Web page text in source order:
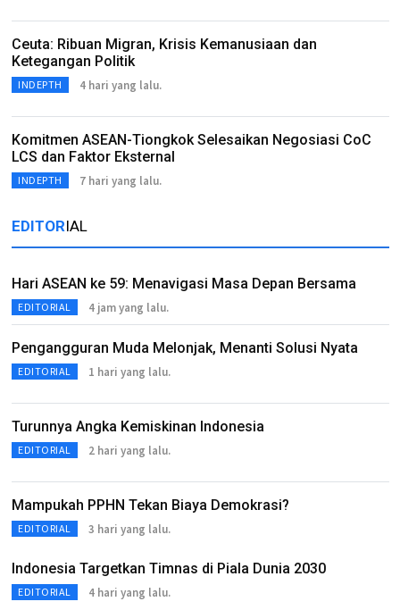
Ceuta: Ribuan Migran, Krisis Kemanusiaan dan
Ketegangan Politik
INDEPTH 4 hari yang lalu.
Komitmen ASEAN-Tiongkok Selesaikan Negosiasi CoC
LCS dan Faktor Eksternal
INDEPTH 7 hari yang lalu.
EDITORIAL
Hari ASEAN ke 59: Menavigasi Masa Depan Bersama
EDITORIAL 4 jam yang lalu.
Pengangguran Muda Melonjak, Menanti Solusi Nyata
EDITORIAL 1 hari yang lalu.
Turunnya Angka Kemiskinan Indonesia
EDITORIAL 2 hari yang lalu.
Mampukah PPHN Tekan Biaya Demokrasi?
EDITORIAL 3 hari yang lalu.
Indonesia Targetkan Timnas di Piala Dunia 2030
EDITORIAL 4 hari yang lalu.